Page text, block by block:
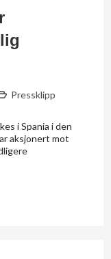
Pressklipp
i Spania i den
aksjonert mot